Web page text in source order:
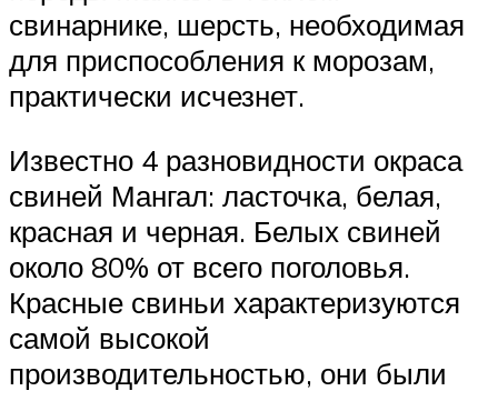
свинарнике, шерсть, необходимая
для приспособления к морозам,
практически исчезнет.
Известно 4 разновидности окраса
свиней Мангал: ласточка, белая,
красная и черная. Белых свиней
около 80% от всего поголовья.
Красные свиньи характеризуются
самой высокой
производительностью, они были